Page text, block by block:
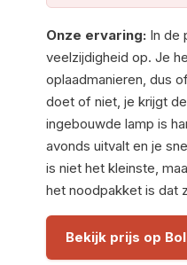
Onze ervaring: In de
veelzijdigheid op. Je
oplaadmanieren, dus
doet of niet, je krijgt
ingebouwde lamp is
avonds uitvalt en je
is niet het kleinste,
het noodpakket is dat
Bekijk prijs op